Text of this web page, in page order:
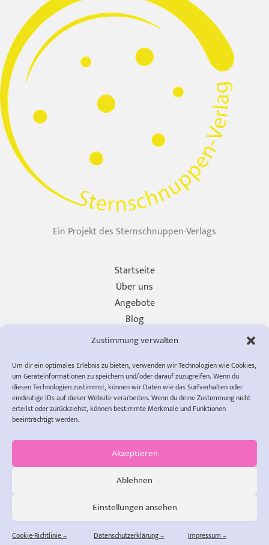
Zustimmung verwalten
Um dir ein optimales Erlebnis zu bieten, verwenden wir Technologien wie Cookies,
um Geräteinformationen zu speichern und/oder darauf zuzugreifen. Wenn du
diesen Technologien zustimmst, können wir Daten wie das Surfverhalten oder
eindeutige IDs auf dieser Website verarbeiten. Wenn du deine Zustimmung nicht
erteilst oder zurückziehst, können bestimmte Merkmale und Funktionen
beeinträchtigt werden.
Akzeptieren
Ablehnen
Einstellungen ansehen
Cookie-Richtlinie – Datenschutzerklärung – Impressum –
Du willst Kinder stark machen?
Dann bleibe mit uns in Verbindung!
Ein Projekt des Sternschnuppen-Verlags
Startseite
Über uns
Angebote
Blog
Unterstützen
Impressum
Datenschutzerklärung
Cookie-Richtlinie (EU)
AGB
info@diewompets.de
diewompets
Sofia Rust
Wertewerkstatt
Copyright © 2026 Wertewerkstatt | Powered by
Astra-WordPress-
Theme